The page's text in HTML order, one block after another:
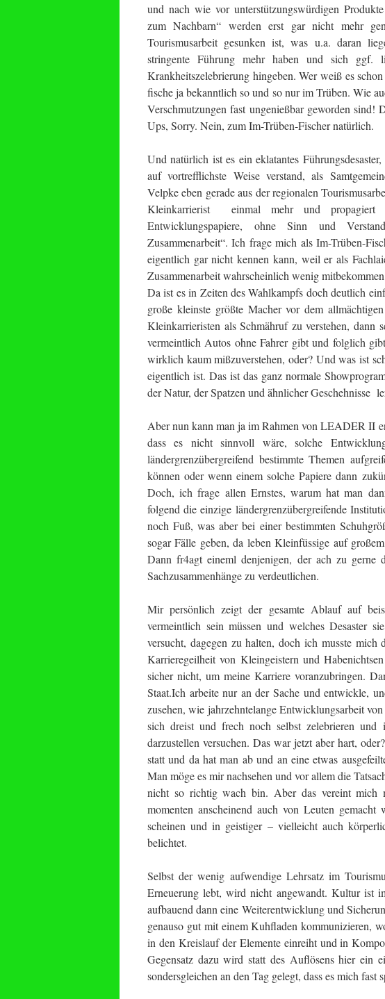
und nach wie vor unterstützungswürdigen
zum Nachbarn“ werden erst gar nicht mehr
Tourismusarbeit gesunken ist, was u.a. daran
stringente Führung mehr haben und sich ggf.
Krankheitszelebrierung hingeben. Wer weiß es
fische ja bekanntlich so und so nur im Trüben. Wie
Verschmutzungen fast ungenießbar geworden
Ups, Sorry. Nein, zum Im-Trüben-Fischer natürlich.
Und natürlich ist es ein eklatantes
auf vortrefflichste Weise verstand, als
Velpke eben gerade aus der regionalen
Kleinkarrierist einmal mehr und propagiert
Entwicklungspapiere, ohne Sinn und
Zusammenarbeit“. Ich frage mich als Im-Trüben-
eigentlich gar nicht kennen kann, weil er als
Zusammenarbeit wahrscheinlich wenig
Da ist es in Zeiten des Wahlkampfs doch deutlich
große kleinste größte Macher vor dem
Kleinkarrieristen als Schmähruf zu verstehen, dann
vermeintlich Autos ohne Fahrer gibt und folglich
wirklich kaum mißzuverstehen, oder? Und was ist
eigentlich ist. Das ist das ganz normale
der Natur, der Spatzen und ähnlicher Geschehnisse
Aber nun kann man ja im Rahmen von LEADER II
dass es nicht sinnvoll wäre, solche
ländergrenzübergreifend bestimmte Themen
können oder wenn einem solche Papiere dann
Doch, ich frage allen Ernstes, warum hat man
folgend die einzige ländergrenzübergreifende
noch Fuß, was aber bei einer bestimmten
sogar Fälle geben, da leben Kleinfüssige auf
Dann fr4agt eineml denjenigen, der ach zu
Sachzusammenhänge zu verdeutlichen.
Mir persönlich zeigt der gesamte Ablauf auf
vermeintlich sein müssen und welches Desaster
versucht, dagegen zu halten, doch ich musste
Karrieregeilheit von Kleingeistern und
sicher nicht, um meine Karriere voranzubringen.
Staat.Ich arbeite nur an der Sache und entwickle,
zusehen, wie jahrzehntelange Entwicklungsarbeit
sich dreist und frech noch selbst zelebrieren
darzustellen versuchen. Das war jetzt aber hart,
statt und da hat man ab und an eine etwas
Man möge es mir nachsehen und vor allem die
nicht so richtig wach bin. Aber das vereint mich
momenten anscheinend auch von Leuten
scheinen und in geistiger – vielleicht auch
belichtet.
Selbst der wenig aufwendige Lehrsatz im
Erneuerung lebt, wird nicht angewandt. Kultur ist
aufbauend dann eine Weiterentwicklung und
genauso gut mit einem Kuhfladen kommunizieren,
in den Kreislauf der Elemente einreiht und in
Gegensatz dazu wird statt des Auflösens hier ein
sondersgleichen an den Tag gelegt, dass es mich fast